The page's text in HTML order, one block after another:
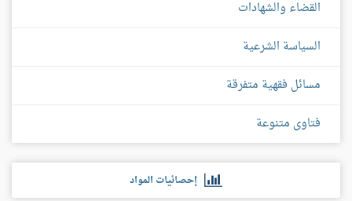
القضاء والشهادات
السياسة الشرعية
مسائل فقهية متفرقة
فتاوى متنوعة
إحصائيات المواد